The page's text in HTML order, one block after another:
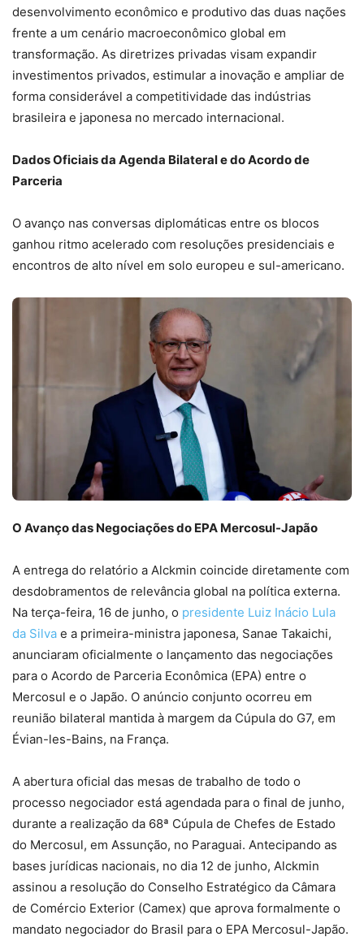
desenvolvimento econômico e produtivo das duas nações
frente a um cenário macroeconômico global em
transformação. As diretrizes privadas visam expandir
investimentos privados, estimular a inovação e ampliar de
forma considerável a competitividade das indústrias
brasileira e japonesa no mercado internacional.
Dados Oficiais da Agenda Bilateral e do Acordo de
Parceria
O avanço nas conversas diplomáticas entre os blocos
ganhou ritmo acelerado com resoluções presidenciais e
encontros de alto nível em solo europeu e sul-americano.
O Avanço das Negociações do EPA Mercosul-Japão
A entrega do relatório a Alckmin coincide diretamente com
desdobramentos de relevância global na política externa.
Na terça-feira, 16 de junho, o presidente Luiz Inácio Lula
da Silva e a primeira-ministra japonesa, Sanae Takaichi,
anunciaram oficialmente o lançamento das negociações
para o Acordo de Parceria Econômica (EPA) entre o
Mercosul e o Japão. O anúncio conjunto ocorreu em
reunião bilateral mantida à margem da Cúpula do G7, em
Évian-les-Bains, na França.
A abertura oficial das mesas de trabalho de todo o
processo negociador está agendada para o final de junho,
durante a realização da 68ª Cúpula de Chefes de Estado
do Mercosul, em Assunção, no Paraguai. Antecipando as
bases jurídicas nacionais, no dia 12 de junho, Alckmin
assinou a resolução do Conselho Estratégico da Câmara
de Comércio Exterior (Camex) que aprova formalmente o
mandato negociador do Brasil para o EPA Mercosul-Japão.